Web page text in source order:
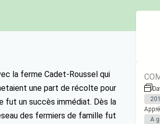
la ferme Cadet-Roussel qui
une part de récolte pour
fut un succès immédiat. Dès la
des fermiers de famille fut
A